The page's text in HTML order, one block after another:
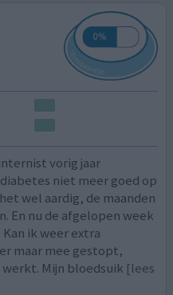
vorig jaar
niet meer goed op
wel aardig, de maanden
En nu de afgelopen week
ik weer extra
maar mee gestopt,
Mijn bloedsuik [lees